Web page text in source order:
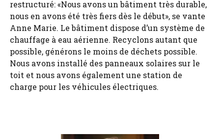
restructuré: «Nous avons un bâtiment très durable,
nous en avons été très fiers dès le début», se vante
Anne Marie. Le bâtiment dispose d’un système de
chauffage à eau aérienne. Recyclons autant que
possible, générons le moins de déchets possible.
Nous avons installé des panneaux solaires sur le
toit et nous avons également une station de
charge pour les véhicules électriques.